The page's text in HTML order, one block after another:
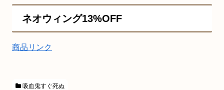
ネオウィング13%OFF
商品リンク
吸血鬼すぐ死ぬ